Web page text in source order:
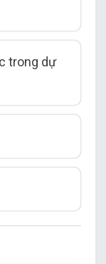
trong dự